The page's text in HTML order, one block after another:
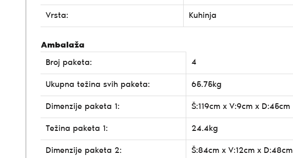
Vrsta: Kuhinja
Ambalaža
Broj paketa:
4
Ukupna težina svih paketa: 65.75kg
Dimenzije paketa 1: Š:119cm x V:9cm x D:45cm
Težina paketa 1: 24.4kg
Dimenzije paketa 2: Š:84cm x V:12cm x D:48cm